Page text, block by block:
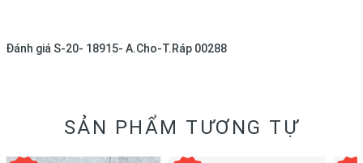
Đánh giá S-20- 18915- A.Cho-T.Ráp 00288
SẢN PHẨM TƯƠNG TỰ